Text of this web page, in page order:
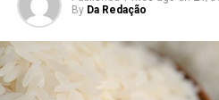
By Da Redação